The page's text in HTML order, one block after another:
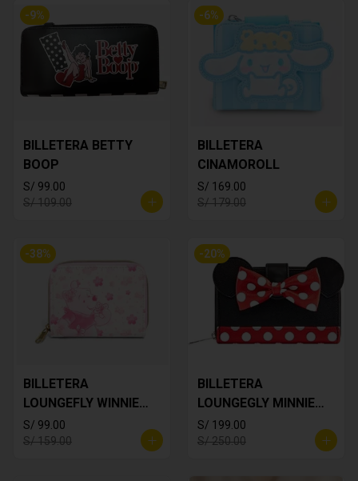
-9%
BILLETERA BETTY
BOOP
S/ 99.00
S/ 109.00
-6%
BILLETERA
CINAMOROLL
S/ 169.00
S/ 179.00
-38%
BILLETERA
LOUNGEFLY WINNIE
THE POOH
S/ 99.00
S/ 159.00
-20%
BILLETERA
LOUNGEGLY MINNIE
MOUSE
S/ 199.00
S/ 250.00